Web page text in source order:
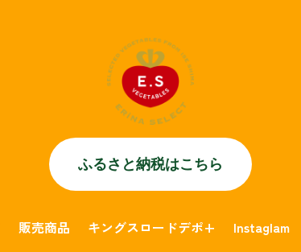
ふるさと納税はこちら
販売商品 キングスロードデポ+ Instaglam